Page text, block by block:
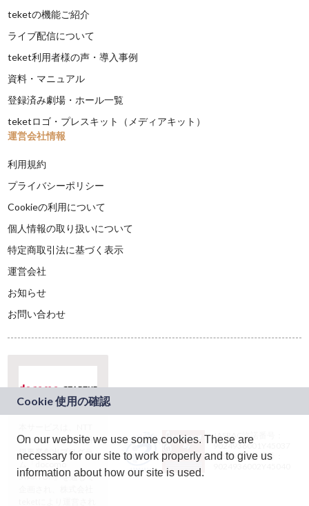
teketの機能ご紹介
ライブ配信について
teket利用者様の声・導入事例
資料・マニュアル
登録済み劇場・ホール一覧
teketロゴ・プレスキット（メディアキット）
運営会社情報
利用規約
プライバシーポリシー
Cookieの利用について
個人情報の取り扱いについて
特定商取引法に基づく表示
運営会社
お知らせ
お問い合わせ
ドコモグループの新
規事業創出プログラ
ム「docomo
STARTUP」を通じて
JASRAC許諾番号：
9024936001Y45037
JASRAC許諾番号：
On our website we use some cookies. These are
necessary for our site to work properly and to give us
information about how our site is used.